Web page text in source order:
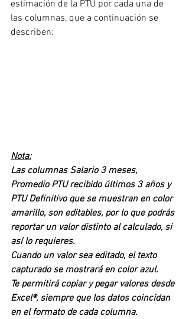
estimación de la PTU por cada una de
las columnas, que a continuación se
describen:
Nota:
Las columnas Salario 3 meses,
Promedio PTU recibido últimos 3 años y
PTU Definitivo que se muestran en color
amarillo, son editables, por lo que podrás
reportar un valor distinto al calculado, si
así lo requieres.
Cuando un valor sea editado, el texto
capturado se mostrará en color azul.
Te permitirá copiar y pegar valores desde
Excel®, siempre que los datos coincidan
en el formato de cada columna.